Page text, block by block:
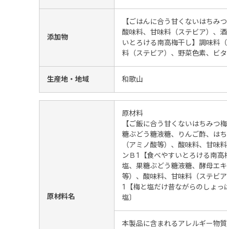
添加物
【ごはんに合う甘くないはちみ
酸味料、甘味料（ステビア）、
いとろける南高梅干し】調味料
料（ステビア）、野菜色素、ビ
生産地・地域 和歌山
原材料名
原材料
【ご飯に合う甘くないはちみつ
糖ぶどう糖液糖、りんご酢、は
（アミノ酸等）、酸味料、甘味
ンＢ1【食べやすいとろける南
塩、果糖ぶどう糖液糖、酵母エ
等）、酸味料、甘味料（ステビ
1【梅と塩だけ昔ながらのしょ
塩〕
本製品に含まれるアレルギー物質